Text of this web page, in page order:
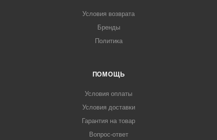
Условия возврата
Бренды
Политика
ПОМОЩЬ
Условия оплаты
Условия доставки
Гарантия на товар
Вопрос-ответ